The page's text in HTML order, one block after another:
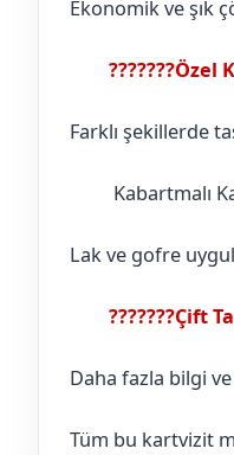
Ekonomik ve şık
Farklı şekillerde
Kabartmalı
Lak ve gofre
???????Çift
Daha fazla bilgi
Tüm bu kartvizit